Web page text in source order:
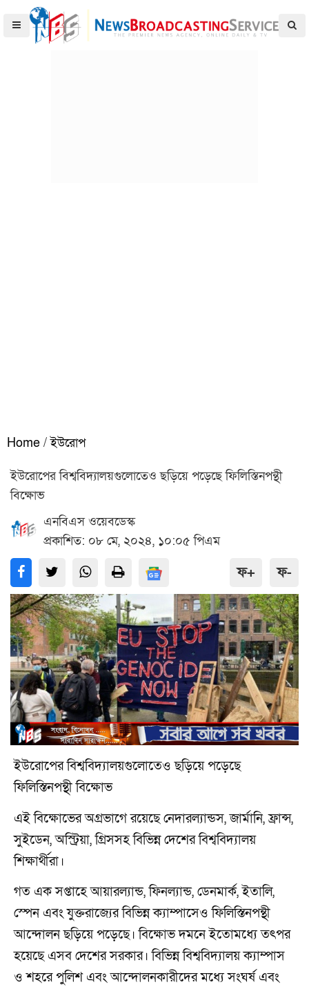
Home / ইউরোপ
ইউরোপের বিশ্ববিদ্যালয়গুলোতেও ছড়িয়ে পড়েছে ফিলিস্তিনপন্থী
বিক্ষোভ
এনবিএস ওয়েবডেস্ক
প্রকাশিত: ০৮ মে, ২০২৪, ১০:০৫ পিএম
ফ+ ফ-
ইউরোপের বিশ্ববিদ্যালয়গুলোতেও ছড়িয়ে পড়েছে
ফিলিস্তিনপন্থী বিক্ষোভ
এই বিক্ষোভের অগ্রভাগে রয়েছে নেদারল্যান্ডস, জার্মানি, ফ্রান্স,
সুইডেন, অস্ট্রিয়া, গ্রিসসহ বিভিন্ন দেশের বিশ্ববিদ্যালয়
শিক্ষার্থীরা।
গত এক সপ্তাহে আয়ারল্যান্ড, ফিনল্যান্ড, ডেনমার্ক, ইতালি,
স্পেন এবং যুক্তরাজ্যের বিভিন্ন ক্যাম্পাসেও ফিলিস্তিনপন্থী
আন্দোলন ছড়িয়ে পড়েছে। বিক্ষোভ দমনে ইতোমধ্যে তৎপর
হয়েছে এসব দেশের সরকার। বিভিন্ন বিশ্ববিদ্যালয় ক্যাম্পাস
ও শহরে পুলিশ এবং আন্দোলনকারীদের মধ্যে সংঘর্ষ এবং